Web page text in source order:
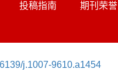
投稿指南 期刊荣誉
j.1007-9610.a1454